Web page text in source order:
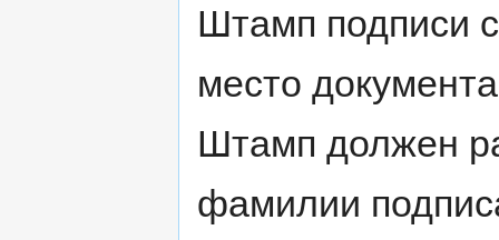
Штамп подписи
место
Штамп должен
фамилии